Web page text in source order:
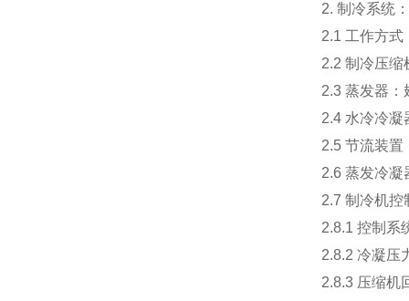
2. 制冷系统：
2.1 工作方式
2.2 制冷压缩
2.3 蒸发器：
2.4 水冷冷凝
2.5 节流装置
2.6 蒸发冷凝
2.7 制冷机控
2.8.1 控制系
2.8.2 冷凝压
2.8.3 压缩机